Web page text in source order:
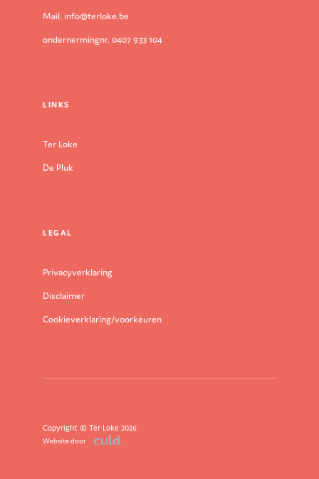
Mail. info@terloke.be
ondernermingnr. 0407 933 104
LINKS
Ter Loke
De Pluk
LEGAL
Privacyverklaring
Disclaimer
Cookieverklaring/voorkeuren
Copyright © Ter Loke 2026
Website door